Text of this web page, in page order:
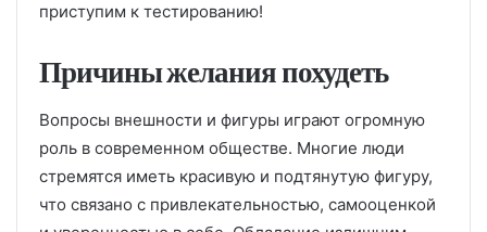
приступим к тестированию!
Причины желания похудеть
Вопросы внешности и фигуры играют огромную
роль в современном обществе. Многие люди
стремятся иметь красивую и подтянутую фигуру,
что связано с привлекательностью, самооценкой